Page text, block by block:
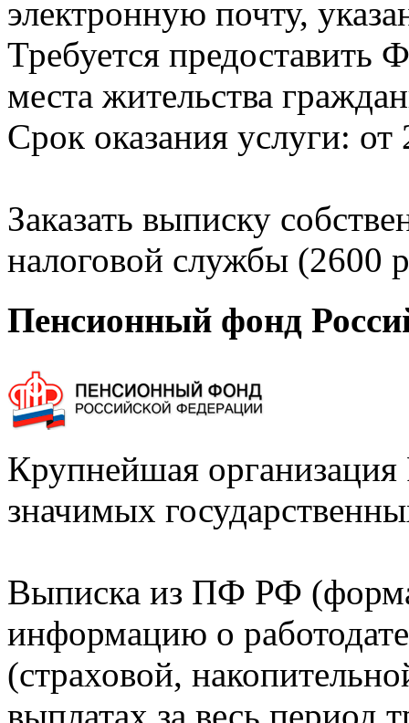
электронную почту,
Требуется
места жительства
Срок оказания услуги: от
Заказать выписку
налоговой службы (2600
Пенсионный фонд
Крупнейшая
значимых
Выписка из ПФ РФ
информацию о
(страховой,
выплатах за весь период